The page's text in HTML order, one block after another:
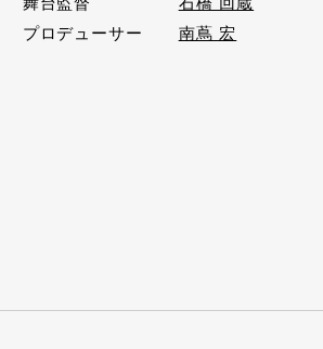
プロデューサー
南蔦 宏